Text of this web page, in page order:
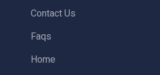
Contact Us
Faqs
Home